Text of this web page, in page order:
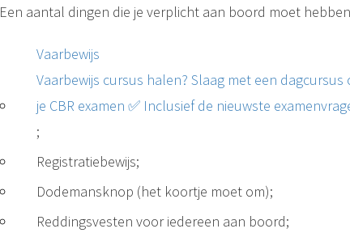
Een aantal dingen die je verplicht aan boord moet
Vaarbewijs
Vaarbewijs cursus halen? Slaag met een
je CBR examen ✅ Inclusief de nieuwste
;
Registratiebewijs;
Dodemansknop (het koortje moet om);
Reddingsvesten voor iedereen aan boord;